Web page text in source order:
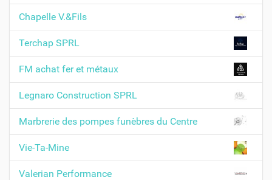
i
n
Chapelle V.&Fils
Terchap SPRL
FM achat fer et métaux
Legnaro Construction SPRL
Marbrerie des pompes funèbres du Centre
Vie-Ta-Mine
Valerian Performance